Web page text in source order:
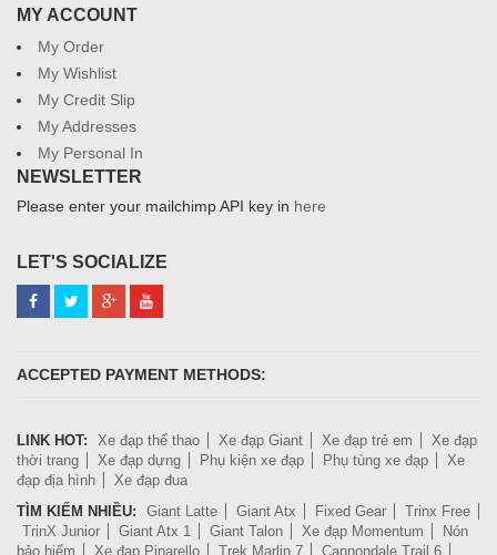
MY ACCOUNT
My Order
My Wishlist
My Credit Slip
My Addresses
My Personal In
NEWSLETTER
Please enter your mailchimp API key in here
LET'S SOCIALIZE
ACCEPTED PAYMENT METHODS:
LINK HOT: Xe đạp thể thao Xe đạp Giant Xe đạp trẻ em
Xe đạp
thời trang
Xe đạp dựng Phụ kiện xe đạp Phụ tùng xe đạp
Xe
đạp địa hình
Xe đạp đua
TÌM KIẾM NHIỀU:
Giant Latte Giant Atx Fixed Gear
Trinx Free
TrinX Junior
Giant Atx 1 Giant Talon Xe đạp Momentum
Nón
bảo hiểm
Xe đạp Pinarello Trek Marlin 7 Cannondale Trail 6